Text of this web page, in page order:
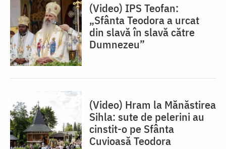
(Video) IPS Teofan:
„Sfânta Teodora a urcat
din slavă în slavă către
Dumnezeu”
(Video) Hram la Mănăstirea
Sihla: sute de pelerini au
cinstit-o pe Sfânta
Cuvioasă Teodora